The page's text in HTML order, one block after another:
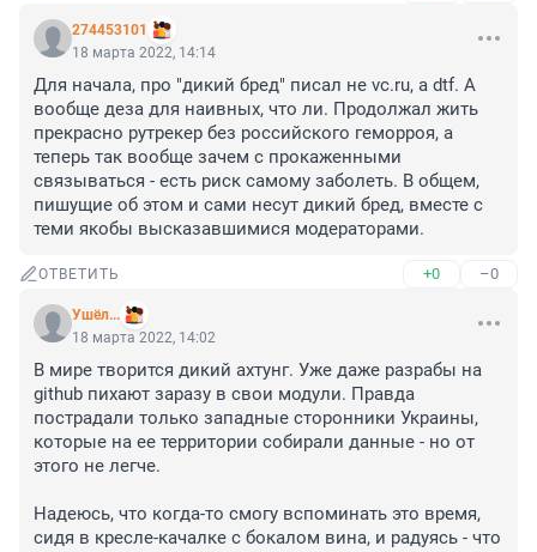
274453101
18 марта 2022, 14:14
Для начала, про "дикий бред" писал не vc.ru, а dtf. А
вообще деза для наивных, что ли. Продолжал жить
прекрасно рутрекер без российского геморроя, а
теперь так вообще зачем с прокаженными
связываться - есть риск самому заболеть. В общем,
пишущие об этом и сами несут дикий бред, вместе с
теми якобы высказавшимися модераторами.
ОТВЕТИТЬ +0 –0
Ушёл...
18 марта 2022, 14:02
В мире творится дикий ахтунг. Уже даже разрабы на
github пихают заразу в свои модули. Правда
пострадали только западные сторонники Украины,
которые на ее территории собирали данные - но от
этого не легче.
Надеюсь, что когда-то смогу вспоминать это время,
сидя в кресле-качалке с бокалом вина, и радуясь - что